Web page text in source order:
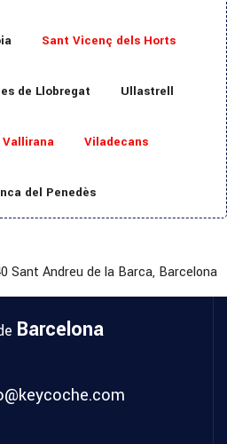
Sant Vicenç dels Horts
de Llobregat Ullastrell
Vallirana Viladecans
del Penedès
Sant Andreu de la Barca, Barcelona
Barcelona